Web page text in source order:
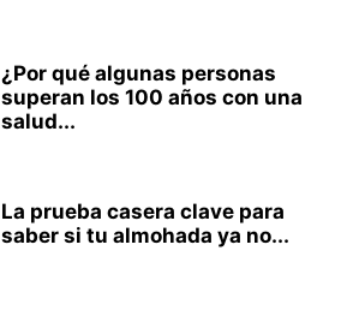
¿Por qué algunas personas
superan los 100 años con una
salud...
La prueba casera clave para
saber si tu almohada ya no...